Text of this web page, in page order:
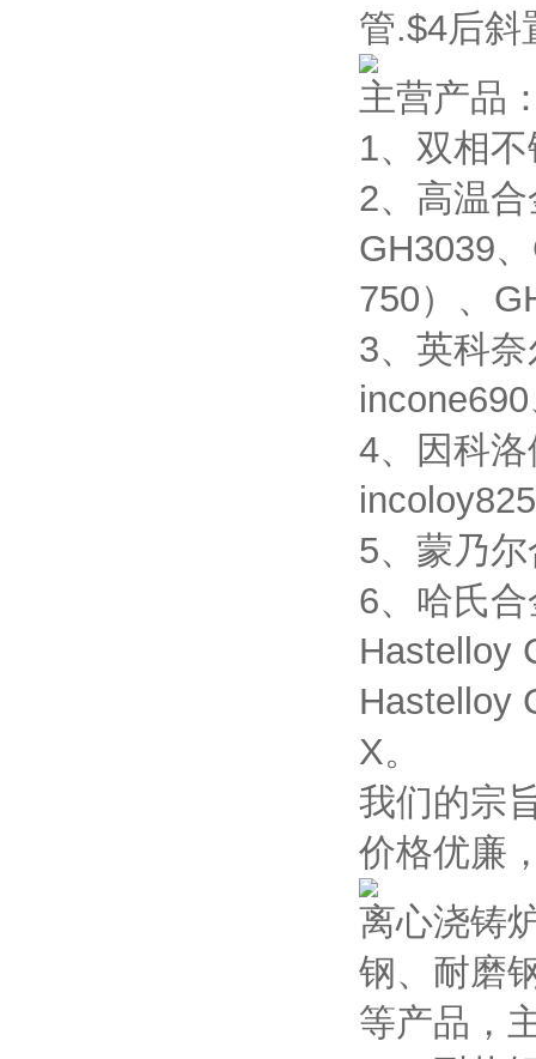
管.$4后斜
主营产品
1、双相
2、高温
GH3039
750）、
3、英科
4、因科
5、蒙乃
6、哈氏
Hastelloy
Hastelloy
X。
我们的宗
价格优廉
离心浇铸
钢、耐磨
等产品